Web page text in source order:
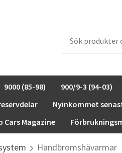
9000 (85-98) 900/9-3 (94-03)
Nyinkommet
Cars Magazine
Handbromshävarmar